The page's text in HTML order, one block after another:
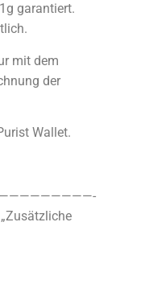
garantiert.
mit dem
der
Wallet.